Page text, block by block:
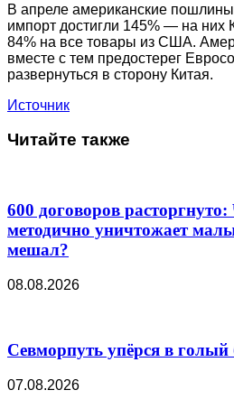
В апреле американские пошлины
импорт достигли 145% — на них
84% на все товары из США.
вместе с тем предостерег
развернуться в сторону Китая.
Источник
Читайте также
600 договоров
методично уничтожает
мешал?
08.08.2026
Севморпуть упёрся в голый
07.08.2026